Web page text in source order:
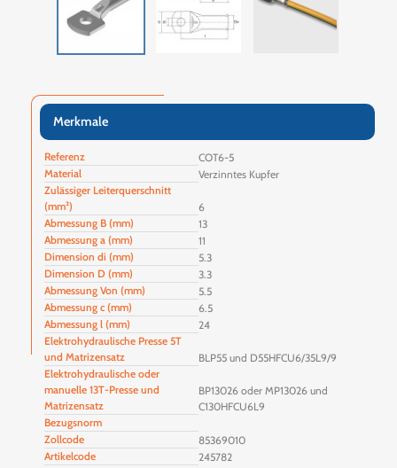
Merkmale
Referenz
COT6-5
Material
Verzinntes Kupfer
Zulässiger Leiterquerschnitt
(mm²)
6
Abmessung B (mm)
13
Abmessung a (mm)
11
Dimension di (mm)
5.3
Dimension D (mm)
3.3
Abmessung Von (mm)
5.5
Abmessung c (mm)
6.5
Abmessung l (mm)
24
Elektrohydraulische Presse 5T
und Matrizensatz
BLP55 und D55HFCU6/35L9/9
Elektrohydraulische oder
manuelle 13T-Presse und
Matrizensatz
BP13026 oder MP13026 und
C130HFCU6L9
Bezugsnorm
Zollcode
85369010
Artikelcode
245782